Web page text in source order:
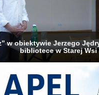
w obiektywie Jerzego
bibliotece w Starej Wsi